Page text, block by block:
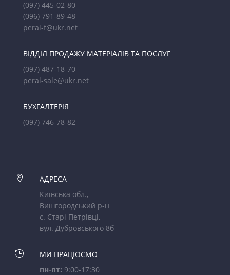
(097) 445-02-80
(096) 791-89-48
peral-f@ukr.net
ВІДДІЛ ПРОДАЖУ МАТЕРІАЛІВ ТА ПОСЛУГ
(097) 487-18-70
peral-sale@ukr.net
БУХГАЛТЕРІЯ
(097) 746-78-82

АДРЕСА
Київська обл.,
Вишгородський р-н
с. Старі Петрівці,
вул. Дубровського 8б

МИ ПРАЦЮЄМО
пн-пт: 9:00-17:30